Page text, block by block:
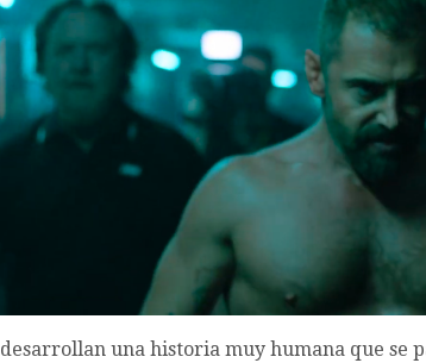
desarrollan una historia muy humana que se